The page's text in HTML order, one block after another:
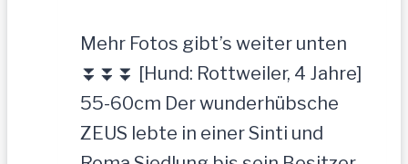
Mehr Fotos gibt’s weiter unten
⏬⏬⏬ [Hund: Rottweiler, 4 Jahre]
55-60cm Der wunderhübsche
ZEUS lebte in einer Sinti und